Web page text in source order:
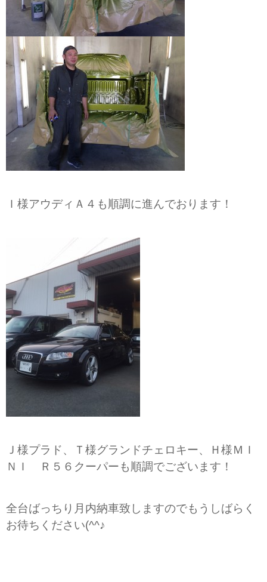
Ｉ様アウディＡ４も順調に進んでおります！
Ｊ様プラド、Ｔ様グランドチェロキー、Ｈ様ＭＩ
ＮＩ Ｒ５６クーパーも順調でございます！
全台ばっちり月内納車致しますのでもうしばらく
お待ちください(^^♪